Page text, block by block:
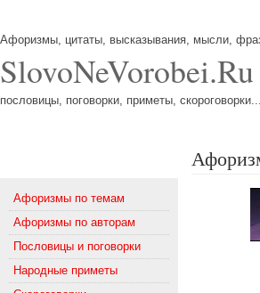
Афоризмы, цитаты, высказывания, мысли,
SlovoNeVorobei.Ru
пословицы, поговорки, приметы, скороговорки...
Афоризмы по темам
Афоризмы по авторам
Пословицы и поговорки
Народные приметы